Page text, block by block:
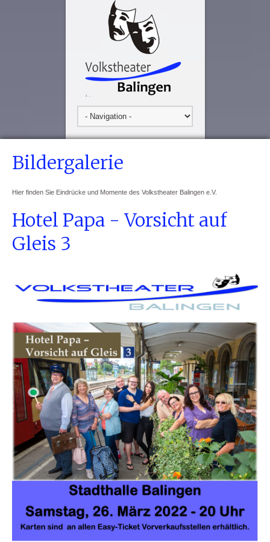
Bildergalerie
Hier finden Sie Eindrücke und Momente des Volkstheater Balingen e.V.
Hotel Papa - Vorsicht auf
Gleis 3